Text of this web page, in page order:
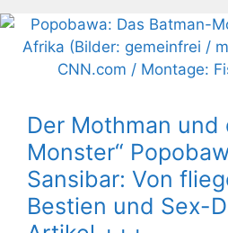
Der Mothman und
Monster“
Sansibar: Von
Bestien und Sex-